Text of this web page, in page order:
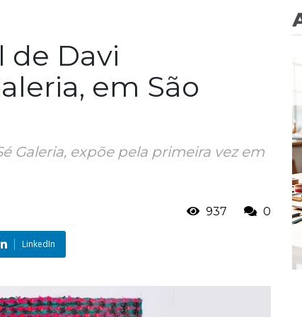
de Davi
em São
Galeria, expõe pela primeira vez em
937 0
LinkedIn